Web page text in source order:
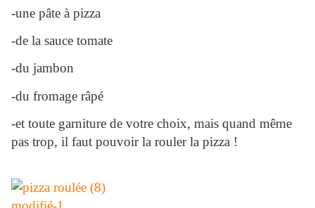
-une pâte à pizza
-de la sauce tomate
-du jambon
-du fromage râpé
-et toute garniture de votre choix, mais quand même
pas trop, il faut pouvoir la rouler la pizza !